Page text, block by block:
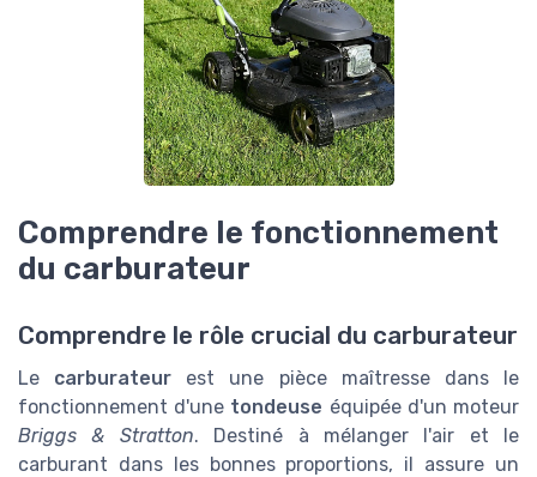
Comprendre le fonctionnement
du carburateur
Comprendre le rôle crucial du carburateur
Le carburateur est une pièce maîtresse dans le
fonctionnement d'une tondeuse équipée d'un moteur
Briggs & Stratton. Destiné à mélanger l'air et le
carburant dans les bonnes proportions, il assure un